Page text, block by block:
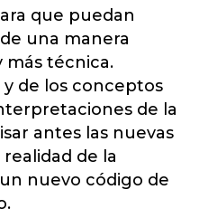
que puedan
una manera
más técnica.
de los conceptos
de la
antes las nuevas
de la
nuevo código de